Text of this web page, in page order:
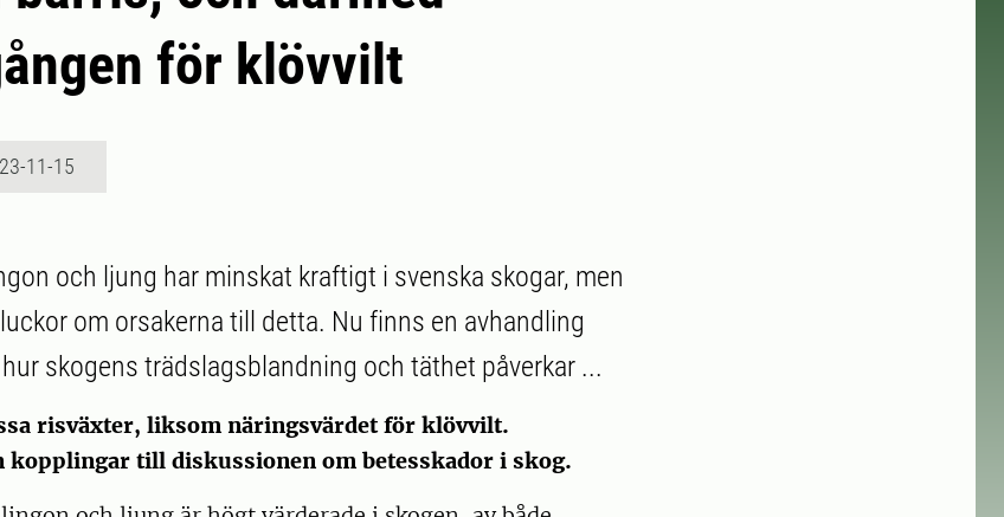
för klövvilt
11-15
och ljung har minskat kraftigt i svenska skogar, men
om orsakerna till detta. Nu finns en avhandling
skogens trädslagsblandning och täthet påverkar ...
risväxter, liksom näringsvärdet för klövvilt.
kopplingar till diskussionen om betesskador i skog.